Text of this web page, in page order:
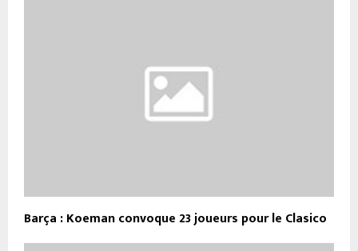
Barça : Koeman convoque 23 joueurs pour le Clasico